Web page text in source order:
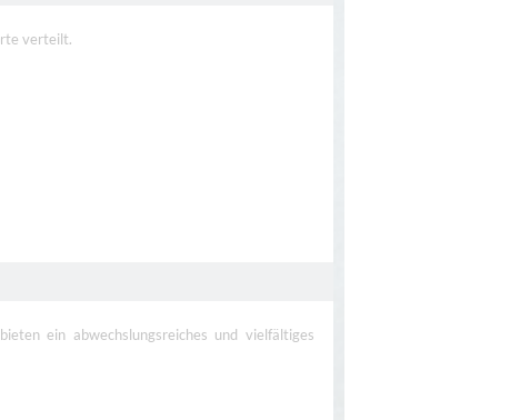
verteilt.
ein abwechslungsreiches und vielfältiges